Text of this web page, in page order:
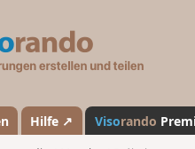
a
n
Hilfe ↗ Visorando